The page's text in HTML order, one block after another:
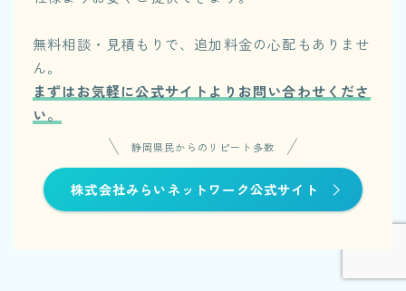
無料相談・見積もりで、追加料金の心配もありませ
ん。
まずはお気軽に公式サイトよりお問い合わせくださ
い。
静岡県民からのリピート多数
株式会社みらいネットワーク公式サイト